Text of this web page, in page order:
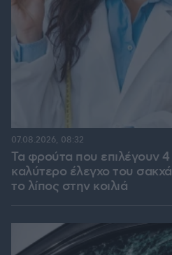
Τα φρούτα που επιλέγουν 4
καλύτερο έλεγχο του
το λίπος στην κοιλιά
07.08.2026, 08:32